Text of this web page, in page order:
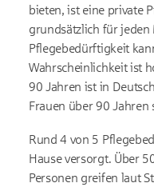
bieten, ist eine private
grundsätzlich für jeden
Pflegebedürftigkeit
Wahrscheinlichkeit ist
90 Jahren ist in
Frauen über 90 Jahren
Rund 4 von 5
Hause versorgt. Über
Personen greifen laut